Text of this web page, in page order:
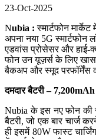
23-Oct-2025
Nubia : स्मार्टफोन
अपना नया 5G स्मार्टफोन
एडवांस प्रोसेसर और हाई-
फोन उन यूज़र्स के लिए
बैकअप और स्मूद परफॉर्मेंस
दमदार बैटरी –
Nubia के इस नए फोन की
बैटरी, जो एक बार चार्ज
ही इसमें 80W फास्ट